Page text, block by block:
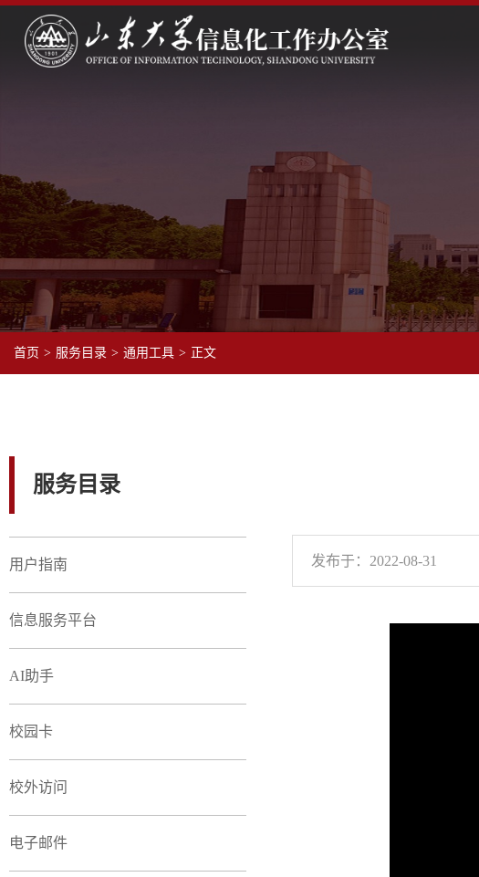
首页 > 服务目录 > 通用工具 > 正文
服务目录
用户指南
信息服务平台
AI助手
校园卡
校外访问
电子邮件
发布于：2022-08-31